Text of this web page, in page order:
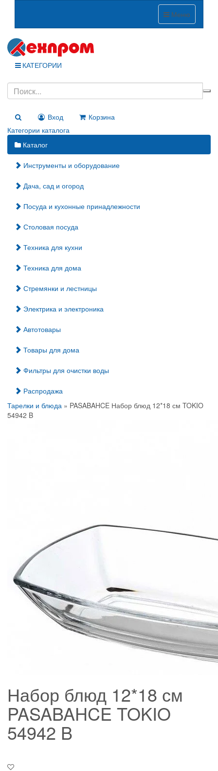
Меню
КАТЕГОРИИ
Вход
Корзина
Категории каталога
Каталог
Инструменты и оборудование
Дача, сад и огород
Посуда и кухонные принадлежности
Столовая посуда
Техника для кухни
Техника для дома
Стремянки и лестницы
Электрика и электроника
Автотовары
Товары для дома
Фильтры для очистки воды
Распродажа
Тарелки и блюда » PASABAHCE Набор блюд 12*18 см TOKIO
54942 B
Набор блюд 12*18 см
PASABAHCE TOKIO
54942 B